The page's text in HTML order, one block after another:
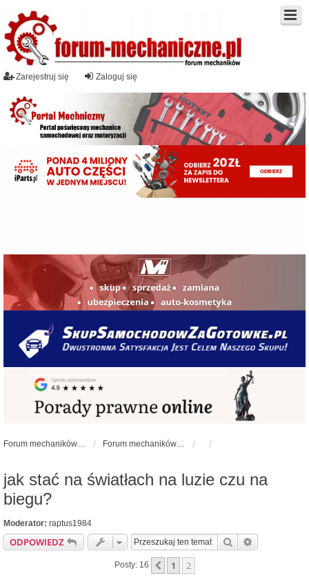
Zaloguj się
Zarejestruj się
Forum mechaników samochodowych - forum-mechaniczne.pl Forum mechaników samochodowych
jak stać na światłach na luzie czu na
biegu?
Moderator: raptus1984
ODPOWIEDZ Szukaj
Posty: 16 Poprzednia
1 2